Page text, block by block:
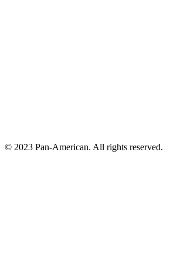
© 2023 Pan-American. All rights reserved.